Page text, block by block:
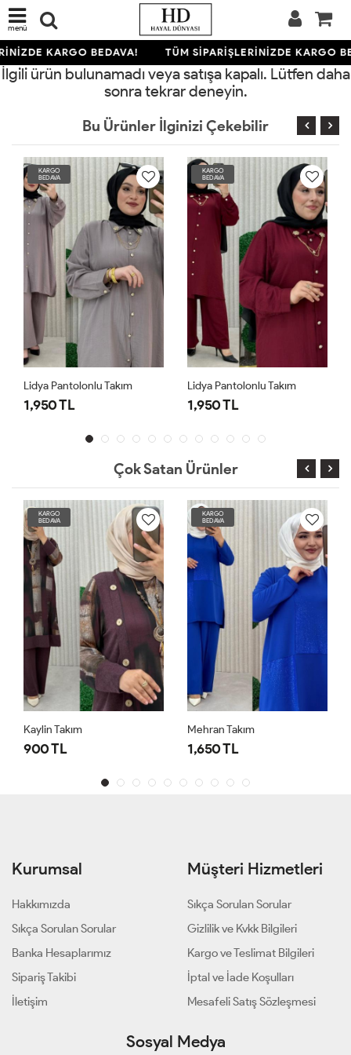
menü
KARGO BEDAVA! TÜM SİPARİŞLERİNİZDE KARGO
İlgili ürün bulunamadı veya satışa kapalı. Lütfen daha
sonra tekrar deneyin.
Bu Ürünler İlginizi Çekebilir
KARGO
BEDAVA
Lidya Pantolonlu Takım
1,950 TL
KARGO
BEDAVA
Lidya Pantolonlu Takım
1,950 TL
Çok Satan Ürünler
KARGO
BEDAVA
Kaylin Takım
900 TL
KARGO
BEDAVA
Mehran Takım
1,650 TL
Kurumsal
Hakkımızda
Sıkça Sorulan Sorular
Banka Hesaplarımız
Sipariş Takibi
İletişim
Müşteri Hizmetleri
Sıkça Sorulan Sorular
Gizlilik ve Kvkk Bilgileri
Kargo ve Teslimat Bilgileri
İptal ve İade Koşulları
Mesafeli Satış Sözleşmesi
Sosyal Medya